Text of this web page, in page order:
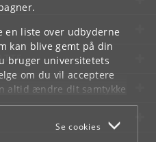
en liste over udbyderne
kan blive gemt på din
bruger universitetets
om du vil acceptere
altid ændre dit samtykke
som du finder i
Se cookies